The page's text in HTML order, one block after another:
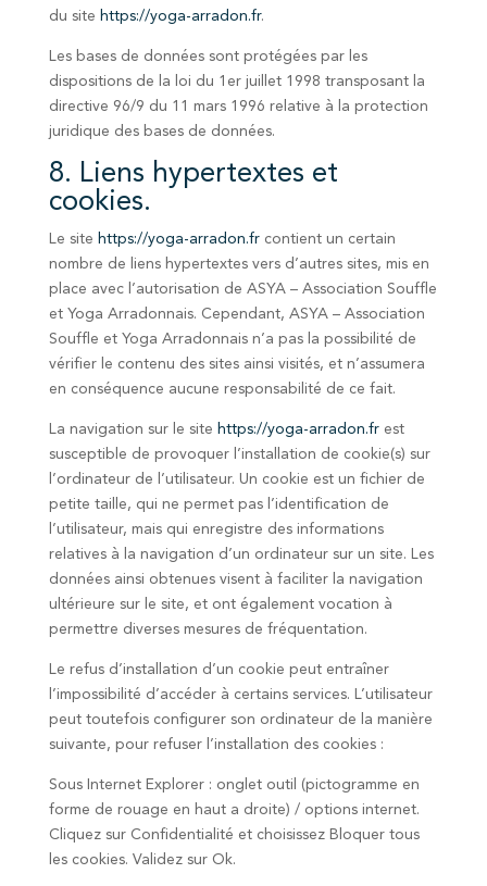
du site https://yoga-arradon.fr.
Les bases de données sont protégées par les
dispositions de la loi du 1er juillet 1998 transposant la
directive 96/9 du 11 mars 1996 relative à la protection
juridique des bases de données.
8. Liens hypertextes et
cookies.
Le site https://yoga-arradon.frcontient un certain
nombre de liens hypertextes vers d’autres sites, mis en
place avec l’autorisation de ASYA – Association Souffle
et Yoga Arradonnais. Cependant, ASYA – Association
Souffle et Yoga Arradonnais n’a pas la possibilité de
vérifier le contenu des sites ainsi visités, et n’assumera
en conséquence aucune responsabilité de ce fait.
La navigation sur le site https://yoga-arradon.frest
susceptible de provoquer l’installation de cookie(s) sur
l’ordinateur de l’utilisateur. Un cookie est un fichier de
petite taille, qui ne permet pas l’identification de
l’utilisateur, mais qui enregistre des informations
relatives à la navigation d’un ordinateur sur un site. Les
données ainsi obtenues visent à faciliter la navigation
ultérieure sur le site, et ont également vocation à
permettre diverses mesures de fréquentation.
Le refus d’installation d’un cookie peut entraîner
l’impossibilité d’accéder à certains services. L’utilisateur
peut toutefois configurer son ordinateur de la manière
suivante, pour refuser l’installation des cookies :
Sous Internet Explorer : onglet outil (pictogramme en
forme de rouage en haut a droite) / options internet.
Cliquez sur Confidentialité et choisissez Bloquer tous
les cookies. Validez sur Ok.